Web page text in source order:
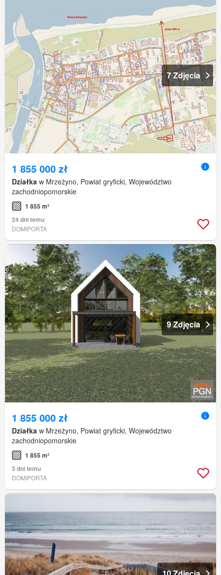
7 Zdjęcia
1 855 000 zł
Działka w Mrzeżyno, Powiat gryficki, Województwo
zachodniopomorskie
1 855 m²
24 dni temu
DOMIPORTA
9 Zdjęcia
1 855 000 zł
Działka w Mrzeżyno, Powiat gryficki, Województwo
zachodniopomorskie
1 855 m²
3 dni temu
DOMIPORTA